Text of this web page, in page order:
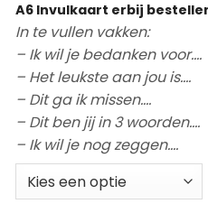
A6 Invulkaart erbij
In te vullen vakken:
– Ik wil je bedanken voor….
– Het leukste aan jou is….
– Dit ga ik missen….
– Dit ben jij in 3 woorden….
– Ik wil je nog zeggen….